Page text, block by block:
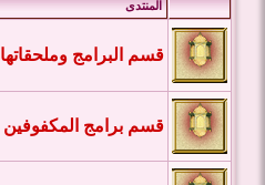
المنتدى
قسم البرامج وملحقاتها
قسم برامج المكفوفين